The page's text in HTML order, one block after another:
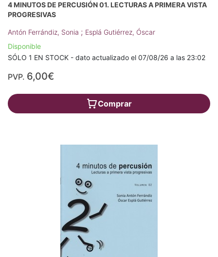
4 MINUTOS DE PERCUSIÓN 01. LECTURAS A PRIMERA VISTA
PROGRESIVAS
Antón Ferrándiz, Sonia ; Esplá Gutiérrez, Óscar
Disponible
SÓLO 1 EN STOCK - dato actualizado el 07/08/26 a las 23:02
PVP. 6,00€
Comprar